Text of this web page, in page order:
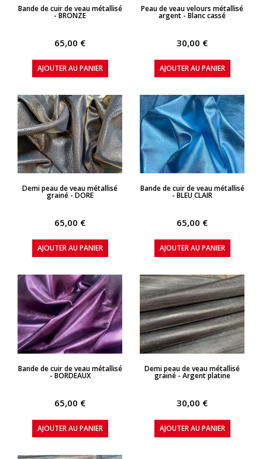
APERÇU RAPIDE
Bande de cuir de veau métallisé
- BRONZE
65,00 €
AJOUTER AU PANIER
APERÇU RAPIDE
Peau de veau velours métallisé
argent - Blanc cassé
30,00 €
AJOUTER AU PANIER
APERÇU RAPIDE
Demi peau de veau métallisé
grainé - DORE
65,00 €
AJOUTER AU PANIER
APERÇU RAPIDE
Bande de cuir de veau métallisé
- BLEU CLAIR
65,00 €
AJOUTER AU PANIER
APERÇU RAPIDE
Bande de cuir de veau métallisé
- BORDEAUX
65,00 €
AJOUTER AU PANIER
APERÇU RAPIDE
Demi peau de veau métallisé
grainé - Argent platine
30,00 €
AJOUTER AU PANIER